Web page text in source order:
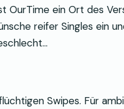
OurTime ein Ort des
reifer Singles ein
Swipes. Für